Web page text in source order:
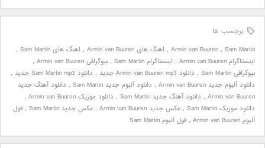
برچسب ها
Armin van Buuren , Sam Martin
, اهنگ های Armin van Buuren , اهنگ های Sam Martin
,
اینستاگرام Armin van Buuren
, اینستاگرام Sam Martin , بیوگرافی Armin van Buuren
,
بیوگرافی Sam Martin
, دانلود Armin van Buuren mp3 جدید , دانلود Sam Martin mp3 جدید
,
دانلود آلبوم جدید Armin van Buuren
, دانلود آلبوم جدید Sam Martin , دانلود آهنگ جدید
Armin van Buuren
, دانلود آهنگ جدید Sam Martin , دانلود موزیک Armin van Buuren
,
دانلود موزیک Sam Martin
, عکس جدید Armin van Buuren , عکس جدید Sam Martin , فول
آلبوم Armin van Buuren
, فول آلبوم Sam Martin